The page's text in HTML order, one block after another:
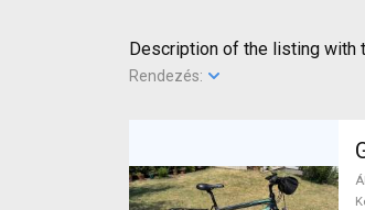
Description of the listing with
Rendezés: